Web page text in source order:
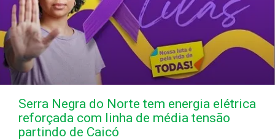
Serra Negra do Norte tem energia elétrica
reforçada com linha de média tensão
partindo de Caicó